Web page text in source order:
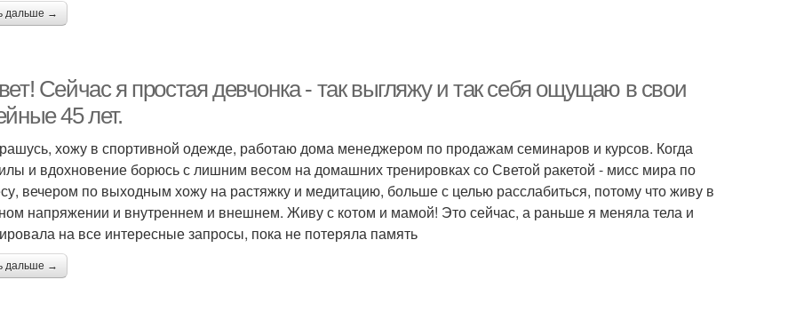
дальше →
Сейчас я простая девчонка - так выгляжу и так себя ощущаю в свои
45 лет.
хожу в спортивной одежде, работаю дома менеджером по продажам семинаров и курсов. Когда
и вдохновение борюсь с лишним весом на домашних тренировках со Светой ракетой - мисс мира по
вечером по выходным хожу на растяжку и медитацию, больше с целью расслабиться, потому что живу в
напряжении и внутреннем и внешнем. Живу с котом и мамой! Это сейчас, а раньше я меняла тела и
на все интересные запросы, пока не потеряла память
дальше →